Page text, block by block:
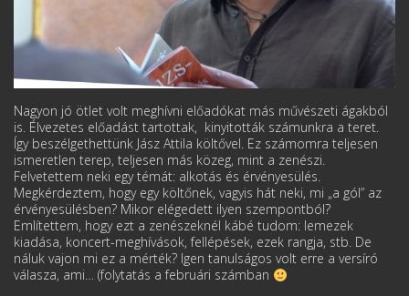
Nagyon jó ötlet volt meghívni előadókat más művészeti ágakból
is. Élvezetes előadást tartottak, kinyitották számunkra a teret.
Így beszélgethettünk Jász Attila költővel. Ez számomra teljesen
ismeretlen terep, teljesen más közeg, mint a zenészi.
Felvetettem neki egy témát: alkotás és érvényesülés.
Megkérdeztem, hogy egy költőnek, vagyis hát neki, mi „a gól” az
érvényesülésben? Mikor elégedett ilyen szempontból?
Említettem, hogy ezt a zenészeknél kábé tudom: lemezek
kiadása, koncert-meghívások, fellépések, ezek rangja, stb. De
náluk vajon mi ez a mérték? Igen tanulságos volt erre a versíró
válasza, ami… (folytatás a februári számban